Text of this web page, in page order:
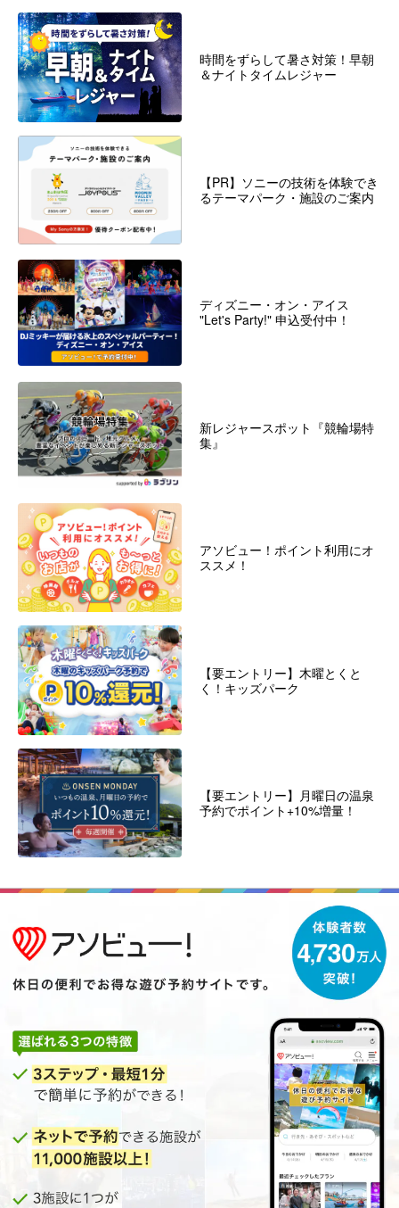
時間をずらして暑さ対策！早朝
＆ナイトタイムレジャー
【PR】ソニーの技術を体験でき
るテーマパーク・施設のご案内
ディズニー・オン・アイス
"Let's Party!" 申込受付中！
新レジャースポット『競輪場特
集』
アソビュー！ポイント利用にオ
ススメ！
【要エントリー】木曜とくと
く！キッズパーク
【要エントリー】月曜日の温泉
予約でポイント+10%増量！